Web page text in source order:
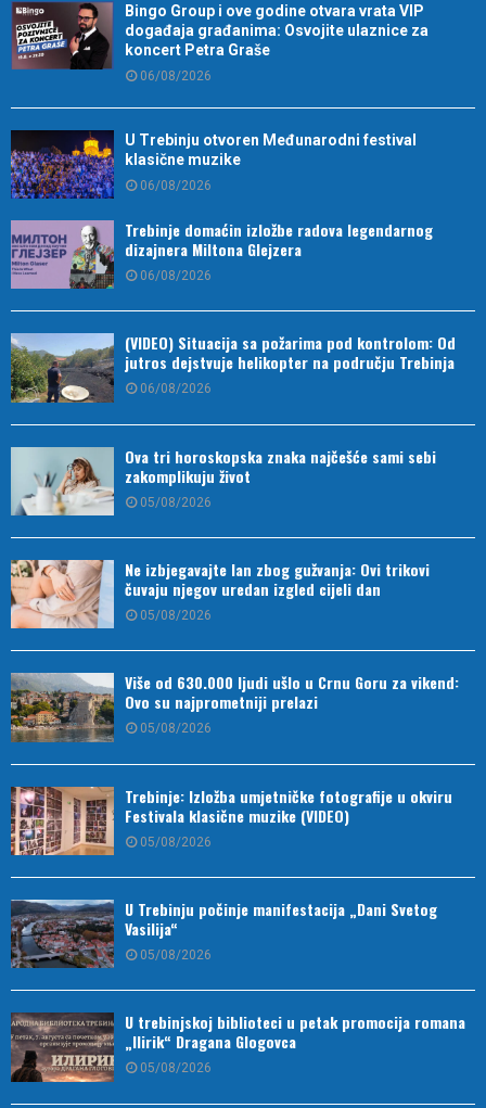
Bingo Group i ove godine otvara vrata VIP
događaja građanima: Osvojite ulaznice za
koncert Petra Graše
06/08/2026
U Trebinju otvoren Međunarodni festival
klasične muzike
06/08/2026
Trebinje domaćin izložbe radova legendarnog
dizajnera Miltona Glejzera
06/08/2026
(VIDEO) Situacija sa požarima pod kontrolom: Od
jutros dejstvuje helikopter na području Trebinja
06/08/2026
Ova tri horoskopska znaka najčešće sami sebi
zakomplikuju život
05/08/2026
Ne izbjegavajte lan zbog gužvanja: Ovi trikovi
čuvaju njegov uredan izgled cijeli dan
05/08/2026
Više od 630.000 ljudi ušlo u Crnu Goru za vikend:
Ovo su najprometniji prelazi
05/08/2026
Trebinje: Izložba umjetničke fotografije u okviru
Festivala klasične muzike (VIDEO)
05/08/2026
U Trebinju počinje manifestacija „Dani Svetog
Vasilija“
05/08/2026
U trebinjskoj biblioteci u petak promocija romana
„Ilirik“ Dragana Glogovca
05/08/2026